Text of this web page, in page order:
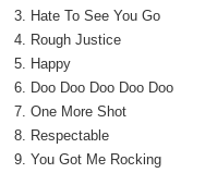
3. Hate To See You Go
4. Rough Justice
5. Happy
6. Doo Doo Doo Doo Doo
7. One More Shot
8. Respectable
9. You Got Me Rocking